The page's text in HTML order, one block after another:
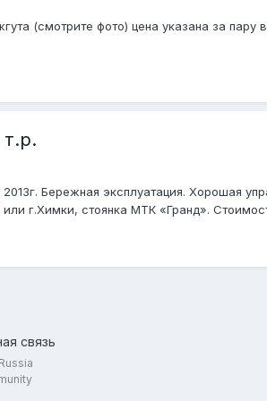
(смотрите фото) цена указана за пару
Бережная эксплуатация. Хорошая
г.Химки, стоянка МТК «Гранд».
связь